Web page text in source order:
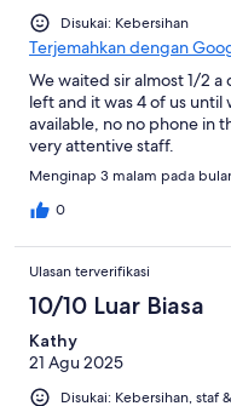
Disukai: Kebersihan
Terjemahkan dengan
We waited sir almost 1/2
left and it was 4 of us
available, no no phone in
very attentive staff.
Menginap 3 malam pada
0
Ulasan terverifikasi
10/10 Luar Biasa
Kathy
21 Agu 2025
Disukai: Kebersihan, staf